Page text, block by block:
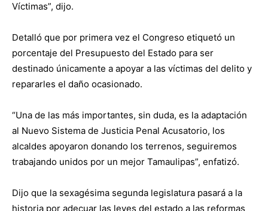
Víctimas”, dijo.
Detalló que por primera vez el Congreso etiquetó un
porcentaje del Presupuesto del Estado para ser
destinado únicamente a apoyar a las víctimas del delito y
repararles el daño ocasionado.
“Una de las más importantes, sin duda, es la adaptación
al Nuevo Sistema de Justicia Penal Acusatorio, los
alcaldes apoyaron donando los terrenos, seguiremos
trabajando unidos por un mejor Tamaulipas”, enfatizó.
Dijo que la sexagésima segunda legislatura pasará a la
historia por adecuar las leyes del estado a las reformas